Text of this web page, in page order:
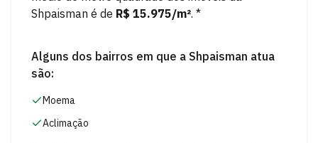
Shpaisman é de R$ 15.975/m². *
Alguns dos bairros em que a Shpaisman atua
são:
Moema
Aclimação